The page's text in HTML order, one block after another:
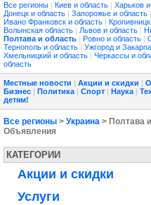
Все регионы | Киев и область | Харьков
Донецк и область | Запорожье и область |
Ивано Франковск и область |
Волынская область | Львов и область |
Полтава и область | Ровно и область |
Тернополь и область | Ужгород и
Хмельницкий и область | Черкассы и
область
Местные новости | Акции и скидки |
Бизнес | Политика | Спорт | Наука |
детям!
Все регионы > Украина > Полтава
Объявления
КАТЕГОРИИ
Акции и скидки
Услуги